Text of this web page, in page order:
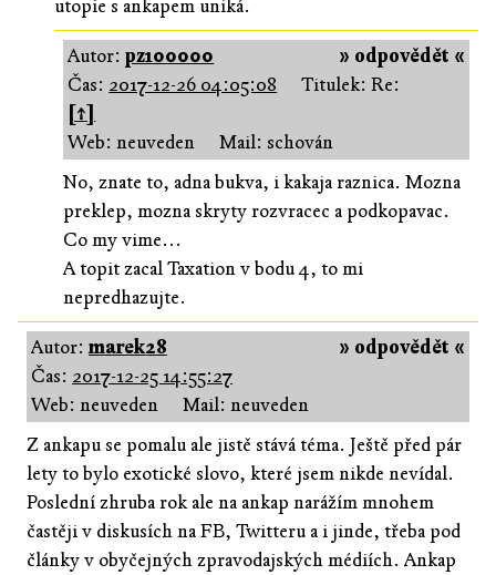
utopie s ankapem uniká.
» odpovědět «
Autor:pz100000
Čas: 2017-12-26 04:05:08
Titulek: Re:
[↑]
Web: neuveden
Mail: schován
No, znate to, adna bukva, i kakaja raznica. Mozna
preklep, mozna skryty rozvracec a podkopavac.
Co my vime...
A topit zacal Taxation v bodu 4, to mi
nepredhazujte.
» odpovědět «
Autor:marek28
Čas: 2017-12-25 14:55:27
Web: neuveden
Mail: neuveden
Z ankapu se pomalu ale jistě stává téma. Ještě před pár
lety to bylo exotické slovo, které jsem nikde nevídal.
Poslední zhruba rok ale na ankap narážím mnohem
častěji v diskusích na FB, Twitteru a i jinde, třeba pod
články v obyčejných zpravodajských médiích. Ankap